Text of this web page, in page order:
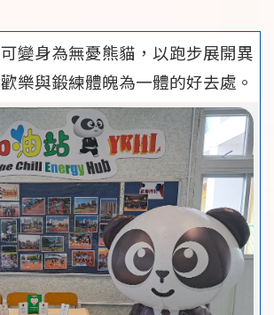
變身為無憂熊貓，以跑步展開異
樂與鍛練體魄為一體的好去處。